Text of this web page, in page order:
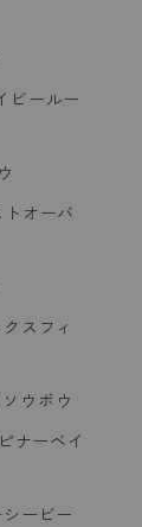
ビールー
オーバ
スフィ
ウボウ
ナーベイ
ービー